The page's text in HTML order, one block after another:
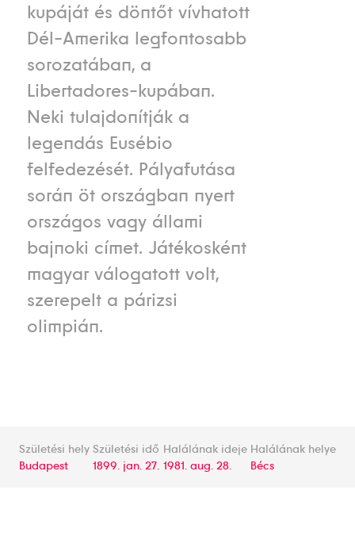
kupáját és döntőt vívhatott
Dél-Amerika legfontosabb
sorozatában, a
Libertadores-kupában.
Neki tulajdonítják a
legendás Eusébio
felfedezését. Pályafutása
során öt országban nyert
országos vagy állami
bajnoki címet. Játékosként
magyar válogatott volt,
szerepelt a párizsi
olimpián.
Születési hely
Budapest
Születési idő
1899. jan. 27.
Halálának ideje
1981. aug. 28.
Halálának helye
Bécs